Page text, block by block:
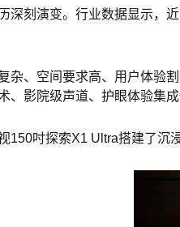
深刻演变。行业数据显示，
杂、空间要求高、用户体验
、影院级声道、护眼体验集
150吋探索X1 Ultra搭建了沉